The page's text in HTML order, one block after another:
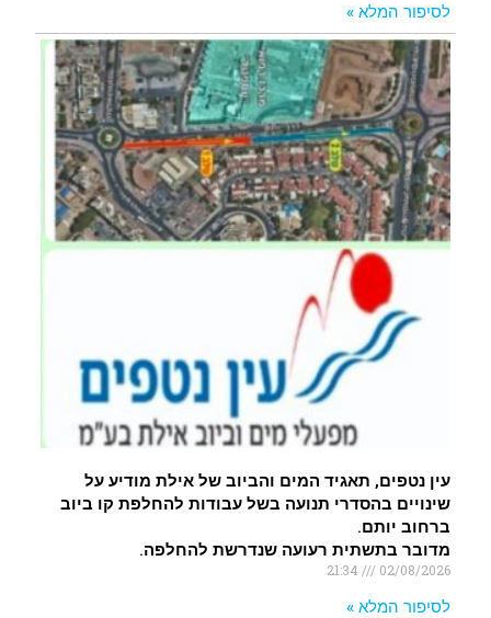
לסיפור המלא »
עין נטפים, תאגיד המים והביוב של אילת מודיע על
שינויים בהסדרי תנועה בשל עבודות להחלפת קו ביוב
ברחוב יותם.
מדובר בתשתית רעועה שנדרשת להחלפה.
02/08/2026
לסיפור המלא »